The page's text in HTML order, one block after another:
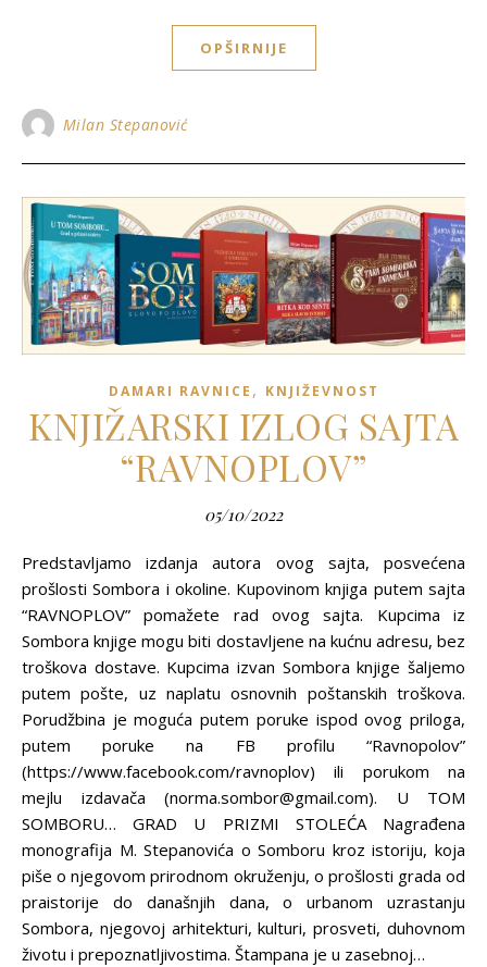
OPŠIRNIJE
Milan Stepanović
DAMARI RAVNICE , KNJIŽEVNOST
KNJIŽARSKI IZLOG SAJTA
“RAVNOPLOV”
05/10/2022
Predstavljamo izdanja autora ovog sajta, posvećena
prošlosti Sombora i okoline. Kupovinom knjiga putem sajta
“RAVNOPLOV” pomažete rad ovog sajta. Kupcima iz
Sombora knjige mogu biti dostavljene na kućnu adresu, bez
troškova dostave. Kupcima izvan Sombora knjige šaljemo
putem pošte, uz naplatu osnovnih poštanskih troškova.
Porudžbina je moguća putem poruke ispod ovog priloga,
putem poruke na FB profilu “Ravnopolov”
(https://www.facebook.com/ravnoplov) ili porukom na
mejlu izdavača (norma.sombor@gmail.com). U TOM
SOMBORU… GRAD U PRIZMI STOLEĆA Nagrađena
monografija M. Stepanovića o Somboru kroz istoriju, koja
piše o njegovom prirodnom okruženju, o prošlosti grada od
praistorije do današnjih dana, o urbanom uzrastanju
Sombora, njegovoj arhitekturi, kulturi, prosveti, duhovnom
životu i prepoznatljivostima. Štampana je u zasebnoj…